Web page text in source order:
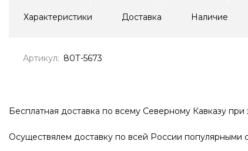
Характеристики Доставка Наличие
Артикул: 80Т-5673
Бесплатная доставка по всему Северному Кавказу при
Осуществялем доставку по всей России популярными